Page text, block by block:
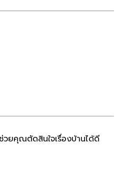
ยคุณตัดสินใจเรื่องบ้านได้ดี